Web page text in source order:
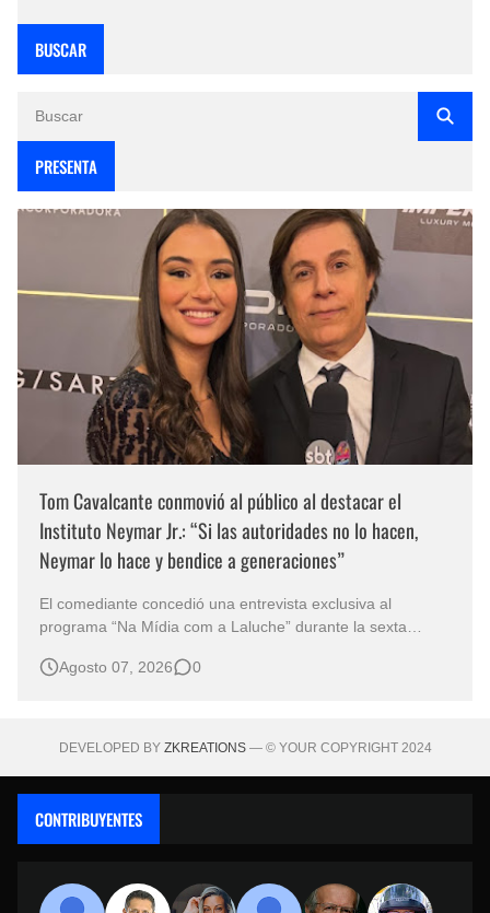
BUSCAR
PRESENTA
Tom Cavalcante conmovió al público al destacar el
Instituto Neymar Jr.: “Si las autoridades no lo hacen,
Neymar lo hace y bendice a generaciones”
El comediante concedió una entrevista exclusiva al
programa “Na Mídia com a Laluche” durante la sexta
eventos benéficos más importantes de Brasil. En medio del
Agosto 07, 2026 0
DEVELOPED BY ZKREATIONS— © YOUR COPYRIGHT 2024
CONTRIBUYENTES